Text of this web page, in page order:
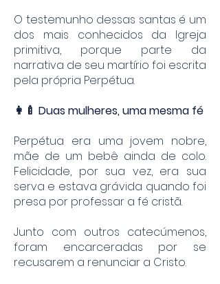
O testemunho dessas santas é um
dos mais conhecidos da Igreja
primitiva, porque parte da
narrativa de seu martírio foi escrita
pela própria Perpétua.
👩‍🍼 Duas mulheres, uma mesma fé
Perpétua era uma jovem nobre,
mãe de um bebê ainda de colo.
Felicidade, por sua vez, era sua
serva e estava grávida quando foi
presa por professar a fé cristã.
Junto com outros catecúmenos,
foram encarceradas por se
recusarem a renunciar a Cristo.